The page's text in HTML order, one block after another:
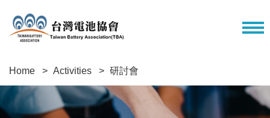
Home Activities 研討會